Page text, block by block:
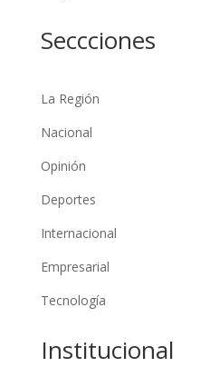
Seccciones
La Región
Nacional
Opinión
Deportes
Internacional
Empresarial
Tecnología
Institucional